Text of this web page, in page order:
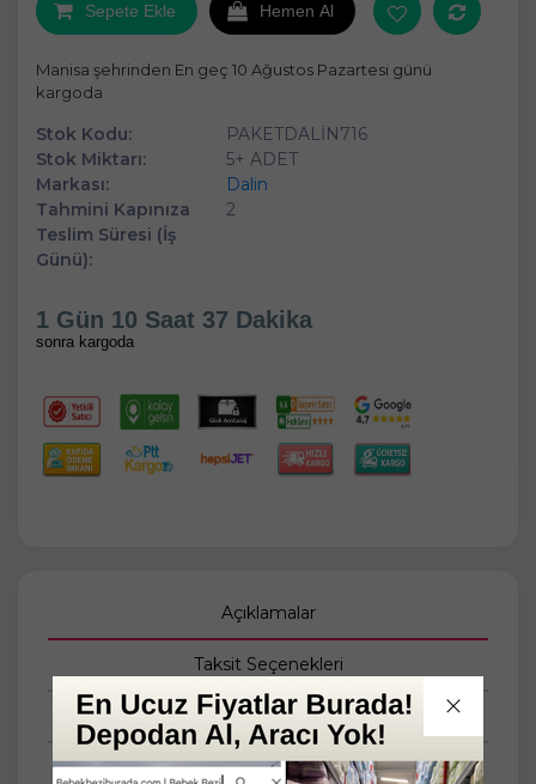
Sepete Ekle Hemen Al
Manisa şehrinden En geç 10 Ağustos Pazartesi günü
kargoda
Stok Kodu:
PAKETDALİN716
Stok Miktarı:
5+ ADET
Markası:
Dalin
Tahmini Kapınıza
Teslim Süresi (İş
Günü):
2
1 Gün 10 Saat 37 Dakika
sonra kargoda
Açıklamalar
Taksit Seçenekleri
Tüm Yorumlar
Tüm Sorular